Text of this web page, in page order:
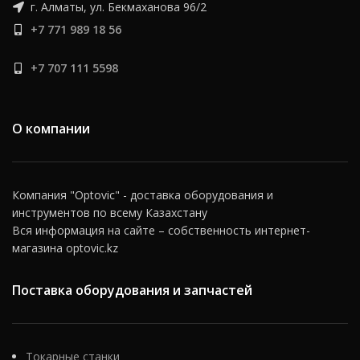
г. Алматы, ул. Бекмаханова 96/2
+7 771 989 18 56
+7 707 111 5598
О компании
Компания "Optovic" - доставка оборудования и
инструментов по всему Казахстану
Вся информация на сайте – собственность интернет-
магазина optovic.kz
Поставка оборудования и запчастей
Токарные станки